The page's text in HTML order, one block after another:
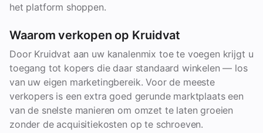
het platform shoppen.
Waarom verkopen op Kruidvat
Door Kruidvat aan uw kanalenmix toe te voegen krijgt u
toegang tot kopers die daar standaard winkelen — los
van uw eigen marketingbereik. Voor de meeste
verkopers is een extra goed gerunde marktplaats een
van de snelste manieren om omzet te laten groeien
zonder de acquisitiekosten op te schroeven.